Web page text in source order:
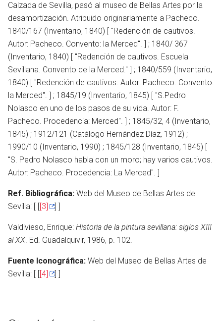
otro
Calzada de Sevilla, pasó al museo de Bellas Artes por la
desamortización. Atribuido originariamente a Pacheco.
1840/167 (Inventario, 1840) [ "Redención de cautivos.
Autor: Pacheco. Convento: la Merced". ] ; 1840/ 367
(Inventario, 1840) [ "Redención de cautivos. Escuela
Sevillana. Convento de la Merced." ] ; 1840/559 (Inventario,
1840) [ "Redención de cautivos. Autor: Pacheco. Convento:
la Merced". ] ; 1845/19 (Inventario, 1845) [ "S.Pedro
Nolasco en uno de los pasos de su vida. Autor: F.
Pacheco. Procedencia: Merced". ] ; 1845/32, 4 (Inventario,
1845) ; 1912/121 (Catálogo Hernández Díaz, 1912) ;
1990/10 (Inventario, 1990) ; 1845/128 (Inventario, 1845) [
"S. Pedro Nolasco habla con un moro; hay varios cautivos.
Autor: Pacheco. Procedencia: La Merced". ]
Ref. Bibliográfica: Web del Museo de Bellas Artes de
Sevilla: [ [[3] ] ]
Valdivieso, Enrique: Historia de la pintura sevillana: siglos XIII
al XX. Ed. Guadalquivir, 1986, p. 102.
Fuente Iconográfica: Web del Museo de Bellas Artes de
Sevilla: [ [[4] ] ]